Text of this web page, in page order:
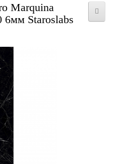
Marquina
6мм Staroslabs